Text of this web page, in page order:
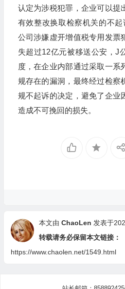
认定为涉税犯罪，企业可以提
有效整改换取检察机关的不
公司涉嫌虚开增值税专用发票
失超过12亿元被移送公安，J
度，在企业内部通过采取一系
规存在的漏洞，最终经过检察
规不起诉的决定，避免了企业
造成不可挽回的损失。
本文由 ChaoLen 发表于
转载请务必保留本文链接：
https://www.chaolen.net/1549.html